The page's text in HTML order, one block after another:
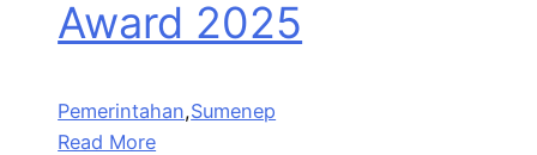
Award 2025
Pemerintahan,Sumenep
Read More